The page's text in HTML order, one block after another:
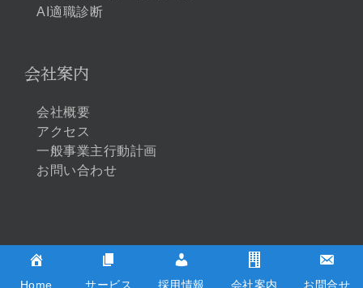
AI適職診断
会社案内
会社概要
アクセス
一般事業主行動計画
お問い合わせ
Home サービス 採用情報 会社案内 お問合せ